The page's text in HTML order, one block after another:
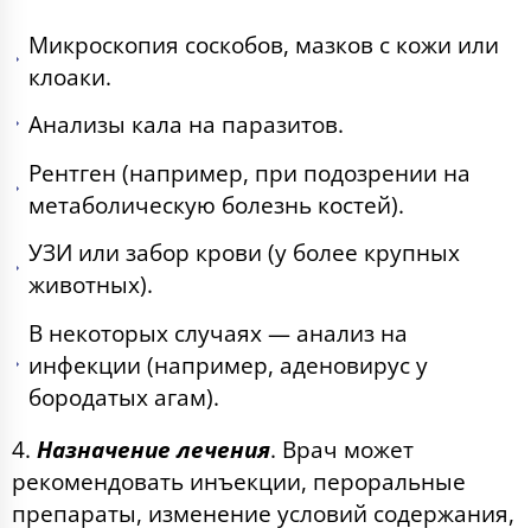
Микроскопия соскобов, мазков с кожи или
клоаки.
Анализы кала на паразитов.
Рентген (например, при подозрении на
метаболическую болезнь костей).
УЗИ или забор крови (у более крупных
животных).
В некоторых случаях — анализ на
инфекции (например, аденовирус у
бородатых агам).
4. Назначение лечения. Врач может
рекомендовать инъекции, пероральные
препараты, изменение условий содержания,